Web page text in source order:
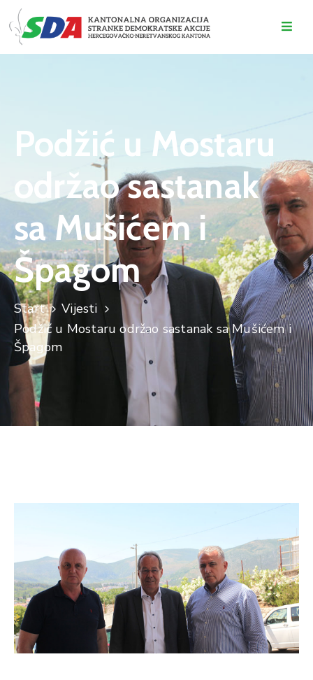
VIJESTI
KONTAKT
Podžić u Mostaru
održao sastanak
sa Mušićem i
Špagom
Start
Vijesti
Podžić u Mostaru održao sastanak sa Mušićem i
Špagom